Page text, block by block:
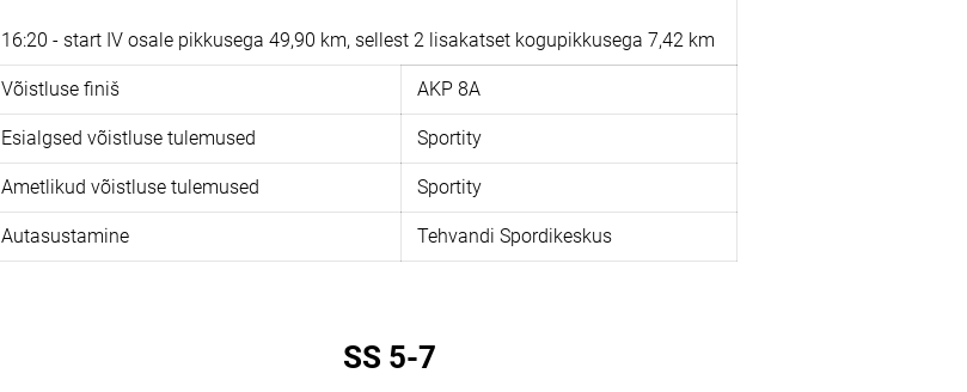
16:20 - start IV osale pikkusega 49,90 km, sellest 2 lisakatset kogupikkusega 7,42 km
Võistluse finiš AKP 8A
Esialgsed võistluse tulemused Sportity
Ametlikud võistluse tulemused Sportity
Autasustamine Tehvandi Spordikeskus
SS 5-7